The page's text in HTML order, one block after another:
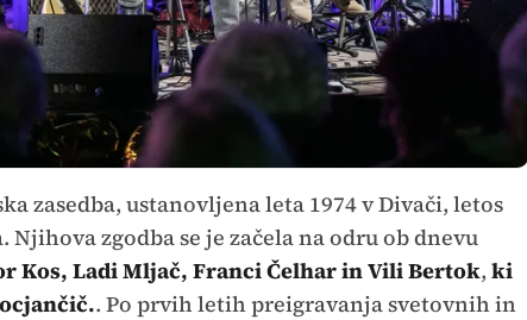
zasedba, ustanovljena leta 1974 v Divači, letos
zgodba se je začela na odru ob dnevu
Kos, Ladi Mljač, Franci Čelhar in Vili Bertok, ki
. Po prvih letih preigravanja svetovnih in